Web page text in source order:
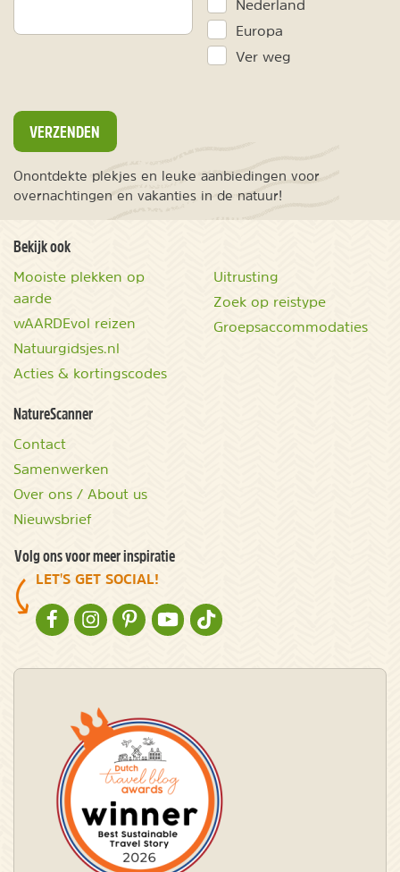
Nederland
Europa
Ver weg
VERZENDEN
Onontdekte plekjes en leuke aanbiedingen voor
overnachtingen en vakanties in de natuur!
Bekijk ook
Mooiste plekken op
aarde
wAARDEvol reizen
Natuurgidsjes.nl
Acties & kortingscodes
Uitrusting
Zoek op reistype
Groepsaccommodaties
NatureScanner
Contact
Samenwerken
Over ons / About us
Nieuwsbrief
Volg ons voor meer inspiratie
LET'S GET SOCIAL!
NATURESCANNER OP FACEBOOK
NATURESCANNER OP INSTAGRAM
NATURESCANNER OP PINTEREST
NATURESCANNER OP YOUTUBE
NATURESCANNER OP TIKTOK